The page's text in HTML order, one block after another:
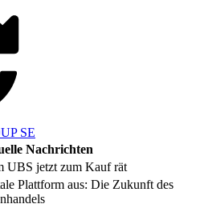
SE
Nachrichten
UBS jetzt zum Kauf rät
Plattform aus: Die Zukunft des